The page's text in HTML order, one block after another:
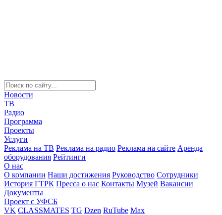
Новости
ТВ
Радио
Программа
Проекты
Услуги
Реклама на ТВ Реклама на радио Реклама на сайте Аренда
оборудования Рейтинги
О нас
О компании Наши достижения Руководство Сотрудники
История ГТРК Пресса о нас Контакты Музей Вакансии
Документы
Проект с УФСБ
VK CLASSMATES TG Dzen RuTube Max